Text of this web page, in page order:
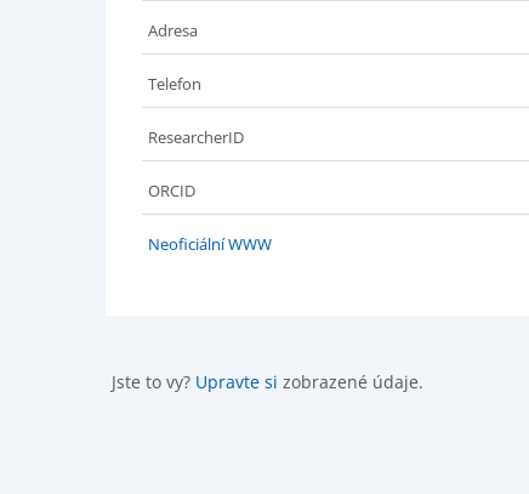
Adresa
Telefon
ResearcherID
ORCID
Neoficiální WWW
Jste to vy? Upravte si zobrazené údaje.